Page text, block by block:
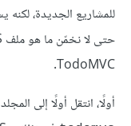
TodoMVC.
أولًا، انتقل أولًا إلى المجلد todomvc في الطرفية باستخدام الأمر